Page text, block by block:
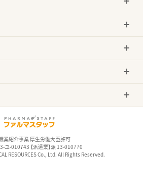
業紹介事業 厚生労働大臣許可
ユ-010743 【派遣業】派 13-010770
RESOURCES Co., Ltd. All Rights Reserved.